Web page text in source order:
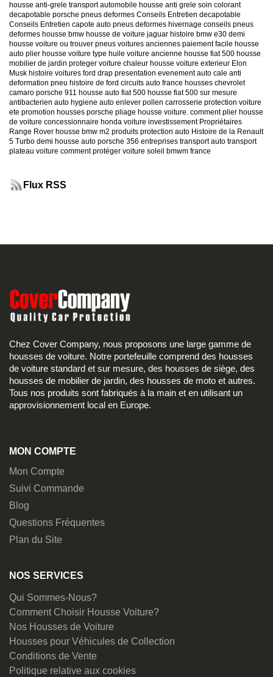
housse anti-grele transport automobile housse anti grele soin colorant
decapotable porsche pneus deformes Conseils Entretien decapotable
Conseils Entretien capote auto pneus deformes hivernage conseils pneus
deformes housse bmw housse de voiture jaguar histoire bmw e30 demi
housse voiture ou trouver pneus voitures anciennes paiement facile housse
auto plier housse voiture type huile voiture ancienne housse fiat 500 housse
mobilier de jardin proteger voiture chaleur housse voiture exterieur Elon
Musk histoire voitures ford drap presentation evenement auto cale anti
deformation pneu histoire de ford circuits auto france housses chevrolet
camaro porsche 911 housse auto fiat 500 housse fiat 500 sur mesure
antibacterien auto hygiene auto enlever pollen carrosserie protection voiture
ete promotion housses porsche pliage housse voiture. comment plier housse
de voiture concessionnaire honda voiture investissement Propriétaires
Range Rover housse bmw m2 produits protection auto Histoire de la Renault
5 Turbo demi housse auto porsche 356 entreprises transport auto transport
plateau voiture comment protéger voiture soleil bmwm france
Flux RSS
Chez Cover Company, nous proposons une large gamme de
housses de voiture. Notre portefeuille comprend des housses
de voiture standard et sur mesure, des housses de siège, des
housses de mobilier de jardin, des housses de moto et autres.
Tous nos produits sont fabriqués à la main et en utilisant un
approvisionnement local en Europe.
MON COMPTE
Mon Compte
Suivi Commande
Blog
Questions Fréquentes
Plan du Site
NOS SERVICES
Qui Sommes-Nous?
Comment Choisir Housse Voiture?
Nos Housses de Voiture
Housses pour Véhicules de Collection
Conditions de Vente
Politique relative aux cookies